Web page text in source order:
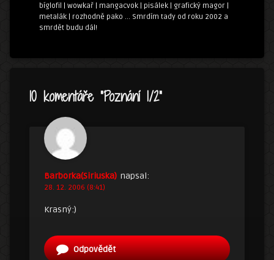
bíglofil | wowkař | mangacvok | pisálek | grafický magor |
metalák | rozhodně pako ... Smrdím tady od roku 2002 a
smrdět budu dál!
10 komentáře “Poznání 1/2”
Barborka(Siriuska) napsal:
28. 12. 2006 (8:41)
Krasný:)
Odpovědět